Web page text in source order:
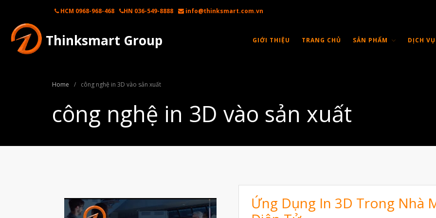
HCM 0968-968-468 HN 036-549-8888 info@thinksmart.com.vn
Thinksmart Group GIỚI THIỆU TRANG CHỦ SẢN PHẨM DỊCH VỤ
Home / công nghệ in 3D vào sản xuất
công nghệ in 3D vào sản xuất
Ứng Dụng In 3D Trong Nhà